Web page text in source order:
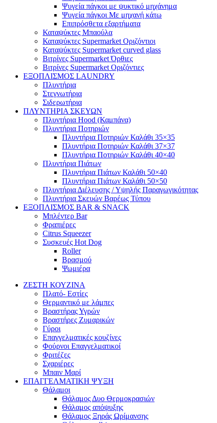
Ψυγεία πάγκοι με ψυκτικό μηχάνημα
Ψυγεία πάγκοι Με μηχανή κάτω
Επιπρόσθετα εξαρτήματα
Καταψύκτες Μπαούλα
Καταψύκτες Supermarket Οριζόντιοι
Καταψύκτες Supermarket curved glass
Βιτρίνες Supermarket Όρθιες
Βιτρίνες Supermarket Οριζόντιες
ΕΞΟΠΛΙΣΜΟΣ LAUNDRY
Πλυντήρια
Στεγνωτήρια
Σιδερωτήρια
ΠΛΥΝΤΗΡΙΑ ΣΚΕΥΩΝ
Πλυντήρια Hood (Καμπάνα)
Πλυντήρια Ποτηριών
Πλυντήρια Ποτηριών Καλάθι 35×35
Πλυντήρια Ποτηριών Καλάθι 37×37
Πλυντήρια Ποτηριών Καλάθι 40×40
Πλυντήρια Πιάτων
Πλυντήρια Πιάτων Καλάθι 50×40
Πλυντήρια Πιάτων Καλάθι 50×50
Πλυντήρια Διέλευσης / Υψηλής Παραγωγικότητας
Πλυντήρια Σκευών Βαρέως Τύπου
ΕΞΟΠΛΙΣΜΟΣ BAR & SNACK
Μπλέντερ Bar
Φραπιέρες
Citrus Squeezer
Συσκευές Hot Dog
Roller
Βρασμού
Ψωμιέρα
ΖΕΣΤΗ ΚΟΥΖΙΝΑ
Πλατό- Εστίες
Θερμαντικό με λάμπες
Βραστήρας Υγρών
Βραστήρες Ζυμαρικών
Γύροι
Επαγγελματικές κουζίνες
Φούρνοι Επαγγελματικοί
Φριτέζες
Σχαριέρες
Μπαιν Μαρί
ΕΠΑΓΓΕΛΜΑΤΙΚΗ ΨΥΞΗ
Θάλαμοι
Θάλαμος Δυο Θερμοκρασιών
Θάλαμος απόψυξης
Θάλαμος Ξηράς Ωρίμανσης